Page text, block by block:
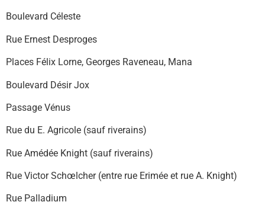
Boulevard Céleste
Rue Ernest Desproges
Places Félix Lorne, Georges Raveneau, Mana
Boulevard Désir Jox
Passage Vénus
Rue du E. Agricole (sauf riverains)
Rue Amédée Knight (sauf riverains)
Rue Victor Schœlcher (entre rue Erimée et rue A. Knight)
Rue Palladium